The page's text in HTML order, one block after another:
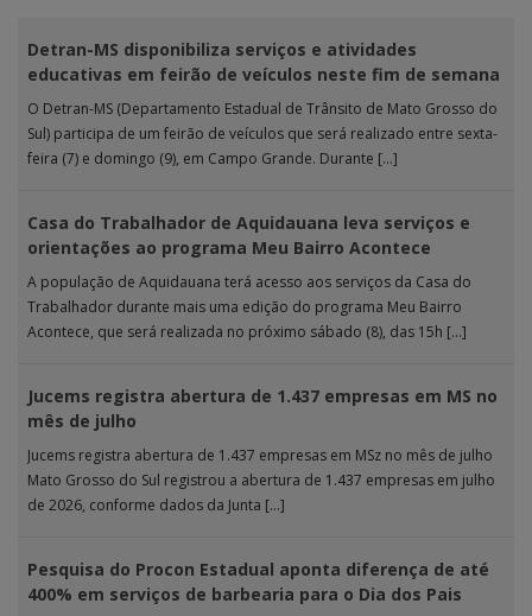
Detran-MS disponibiliza serviços e atividades
educativas em feirão de veículos neste fim de semana
O Detran-MS (Departamento Estadual de Trânsito de Mato Grosso do
Sul) participa de um feirão de veículos que será realizado entre sexta-
feira (7) e domingo (9), em Campo Grande. Durante […]
Casa do Trabalhador de Aquidauana leva serviços e
orientações ao programa Meu Bairro Acontece
A população de Aquidauana terá acesso aos serviços da Casa do
Trabalhador durante mais uma edição do programa Meu Bairro
Acontece, que será realizada no próximo sábado (8), das 15h […]
Jucems registra abertura de 1.437 empresas em MS no
mês de julho
Jucems registra abertura de 1.437 empresas em MSz no mês de julho
Mato Grosso do Sul registrou a abertura de 1.437 empresas em julho
de 2026, conforme dados da Junta […]
Pesquisa do Procon Estadual aponta diferença de até
400% em serviços de barbearia para o Dia dos Pais